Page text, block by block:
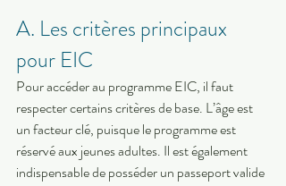
A. Les critères principaux
pour EIC
Pour accéder au programme EIC, il faut
respecter certains critères de base. L’âge est
un facteur clé, puisque le programme est
réservé aux jeunes adultes. Il est également
indispensable de posséder un passeport valide